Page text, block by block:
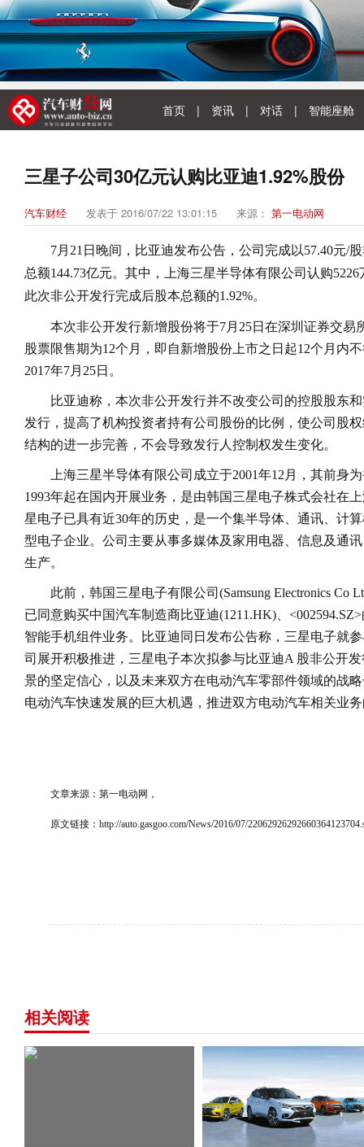
首页 | 资讯 | 对话 | 智能座舱
三星子公司30亿元认购比亚迪1.92%股份
汽车财经 发表于 2016/07/22 13:01:15 来源： 第一电动网
7月21日晚间，比亚迪发布公告，公司完成以57.40元/
总额144.73亿元。其中，上海三星半导体有限公司认购
此次非公开发行完成后股本总额的1.92%。
本次非公开发行新增股份将于7月25日在深圳证券交易
股票限售期为12个月，即自新增股份上市之日起12个月内
2017年7月25日。
比亚迪称，本次非公开发行并不改变公司的控股股东
发行，提高了机构投资者持有公司股份的比例，使公司股
结构的进一步完善，不会导致发行人控制权发生变化。
上海三星半导体有限公司成立于2001年12月，其前身
1993年起在国内开展业务，是由韩国三星电子株式会社在
星电子已具有近30年的历史，是一个集半导体、通讯、计
型电子企业。公司主要从事多媒体及家用电器、信息及通
生产。
此前，韩国三星电子有限公司(Samsung Electronics Co
已同意购买中国汽车制造商比亚迪(1211.HK)、
智能手机组件业务。比亚迪同日发布公告称，三星电子就
司展开积极推进，三星电子本次拟参与比亚迪A 股非公开
景的坚定信心，以及未来双方在电动汽车零部件领域的战
电动汽车快速发展的巨大机遇，推进双方电动汽车相关业
文章来源：第一电动网，
原文链接： http://auto.gasgoo.com/News/2016/07/
相关阅读